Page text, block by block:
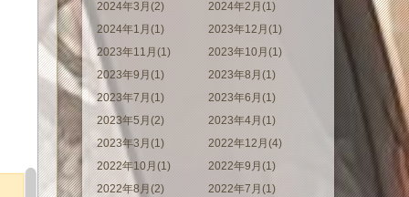
2024年3月(2)
2024年2月(1)
2024年1月(1)
2023年12月(1)
2023年11月(1)
2023年10月(1)
2023年9月(1)
2023年8月(1)
2023年7月(1)
2023年6月(1)
2023年5月(2)
2023年4月(1)
2023年3月(1)
2022年12月(4)
2022年10月(1)
2022年9月(1)
2022年8月(2)
2022年7月(1)